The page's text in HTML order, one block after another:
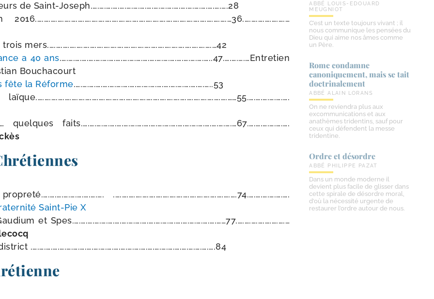
de Saint-Joseph.….….….….….….….….….….….….….….….….….….….….28
mers.….….….….….….….….….….….….….….….….….….….….….….….….…42
a 40 ans.….….….….….….….….….….….….….….….….….….….….….…..47.….….….…Entretien
Bouchacourt
fête la Réforme.….….….….….….….….….….….….….….….….….….….…..53
faits.….….….….….….….….….….….….….….….….….….….….….….…67.….….….….….….
.….….….….….….….….….….….….….….….….….….74.….….….….….….
Saint-​Pie X
et Spes.….….….….….….….….….….….….….….….….….….….….….……77.….….….….….….….…
.….….….….….….….….….….….….….….….….….….….….….….….….….….….84
ABBÉ LOUIS-EDOUARD
MEUGNIOT
C’est un texte toujours vivant ; il
nous communique les pensées du
Dieu qui aime nos âmes comme
un Père.
Rome condamne
canoniquement, mais se tait
doctrinalement
ABBÉ ALAIN LORANS
On ne reviendra plus aux
excommunications et aux
anathèmes tridentins, sauf pour
ceux qui défendent la messe
tridentine.
Ordre et désordre
ABBÉ PHILIPPE PAZAT
Dans un monde moderne il
devient plus facile de glisser dans
cette spirale de désordre moral,
d’où la nécessité urgente de
restaurer l’ordre autour de nous.